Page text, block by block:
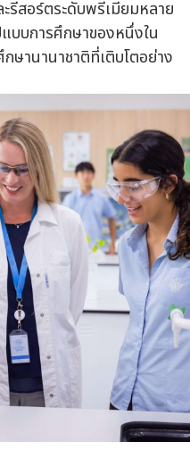
สอร์ตระดับพรีเมียมหลาย
บบการศึกษาของหนึ่งใน
ษานานาชาติที่เติบโตอย่าง